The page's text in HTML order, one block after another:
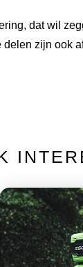
dat wil
zijn ook